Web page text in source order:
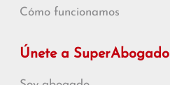
Cómo funcionamos
Únete a SuperAbogado